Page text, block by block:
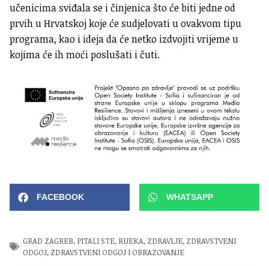
učenicima sviđala se i činjenica što će biti jedne od
prvih u Hrvatskoj koje će sudjelovati u ovakvom tipu
programa, kao i ideja da će netko izdvojiti vrijeme u
kojima će ih moći poslušati i čuti.
FACEBOOK WHATSAPP
GRAD ZAGREB, PITALI STE, RIJEKA, ZDRAVLJE, ZDRAVSTVENI
ODGOJ, ZDRAVSTVENI ODGOJ I OBRAZOVANJE